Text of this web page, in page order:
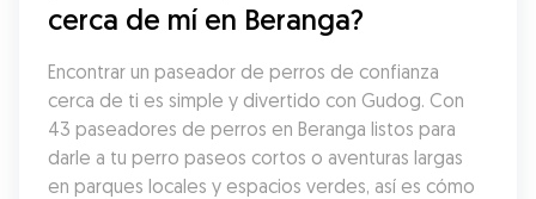
cerca de mí en Beranga?
Encontrar un paseador de perros de confianza
cerca de ti es simple y divertido con Gudog. Con
43 paseadores de perros en Beranga listos para
darle a tu perro paseos cortos o aventuras largas
en parques locales y espacios verdes, así es cómo